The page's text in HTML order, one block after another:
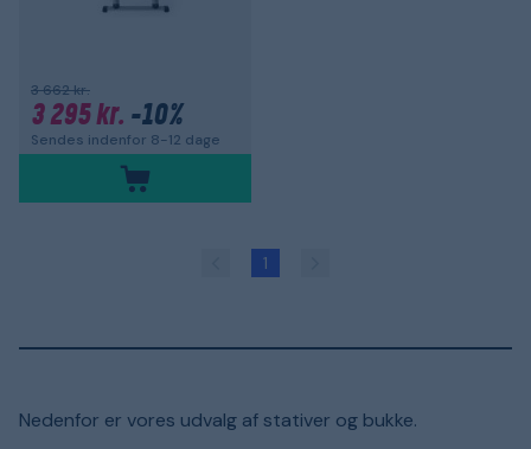
3 662 kr.
3 295 kr. -10%
Sendes indenfor 8-12 dage
1
Nedenfor er vores udvalg af stativer og bukke.